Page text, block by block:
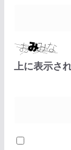
上に表示さ